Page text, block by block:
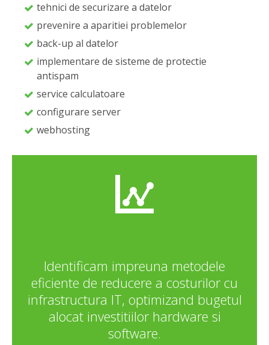
tehnici de securizare a datelor
prevenire a aparitiei problemelor
back-up al datelor
implementare de sisteme de protectie
antispam
service calculatoare
configurare server
webhosting
Identificam impreuna metodele
eficiente de reducere a costurilor cu
infrastructura IT, optimizand bugetul
alocat investitiilor hardware si
software.